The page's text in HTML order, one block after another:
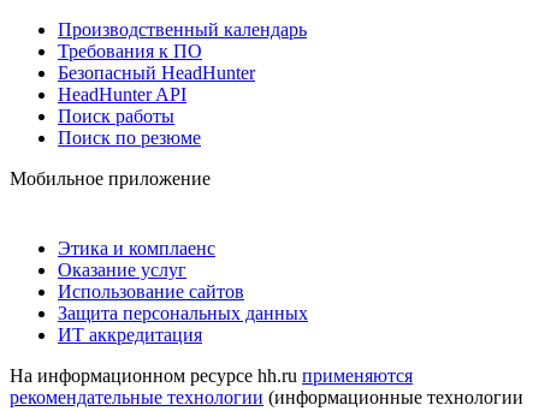
Производственный календарь
Требования к ПО
Безопасный HeadHunter
HeadHunter API
Поиск работы
Поиск по резюме
Мобильное приложение
Этика и комплаенс
Оказание услуг
Использование сайтов
Защита персональных данных
ИТ аккредитация
На информационном ресурсе hh.ru применяются
рекомендательные технологии (информационные технологии